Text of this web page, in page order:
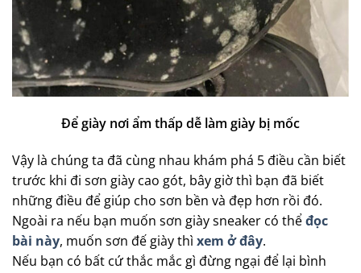
Để giày nơi ẩm thấp dễ làm giày bị mốc
Vậy là chúng ta đã cùng nhau khám phá 5 điều cần biết
trước khi đi sơn giày cao gót, bây giờ thì bạn đã biết
những điều để giúp cho sơn bền và đẹp hơn rồi đó.
Ngoài ra nếu bạn muốn sơn giày sneaker có thểđọc
bài này, muốn sơn đế giày thì xem ở đây.
Nếu bạn có bất cứ thắc mắc gì đừng ngại để lại bình